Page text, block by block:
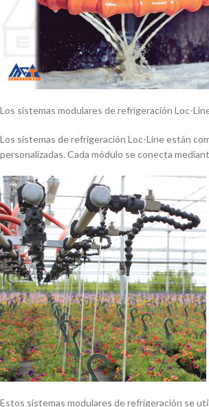
Los sistemas modulares de refrigeración Loc-
Los sistemas de refrigeración Loc-Line están
personalizadas. Cada módulo se conecta
Estos sistemas modulares de refrigeración se